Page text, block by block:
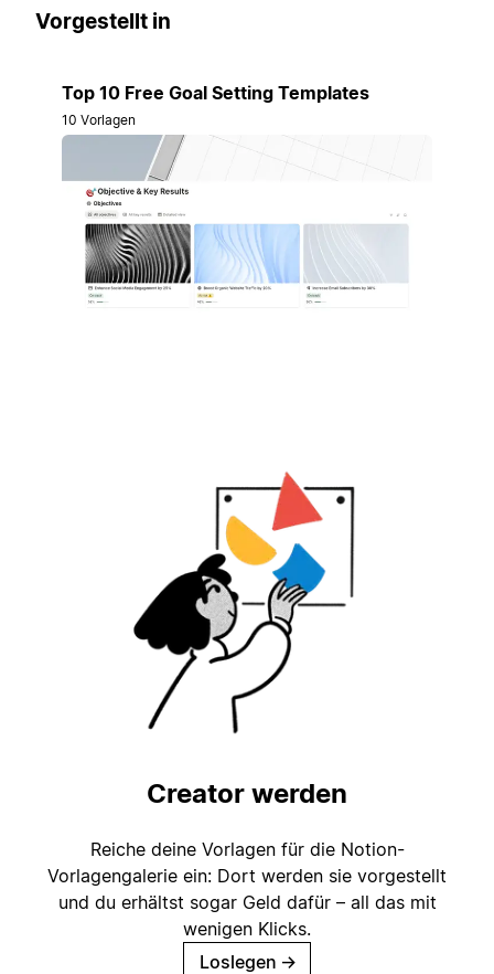
Vorgestellt in
Top 10 Free Goal Setting Templates
10 Vorlagen
Creator werden
Reiche deine Vorlagen für die Notion-
Vorlagengalerie ein: Dort werden sie vorgestellt
und du erhältst sogar Geld dafür – all das mit
wenigen Klicks.
Loslegen →